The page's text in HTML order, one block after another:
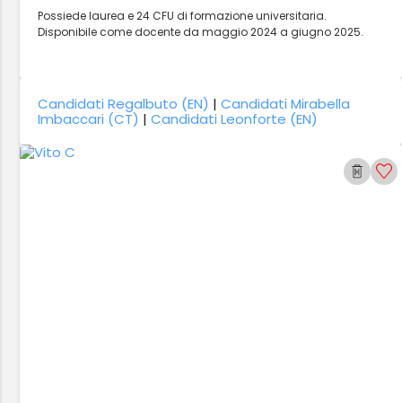
Possiede laurea e 24 CFU di formazione universitaria.
Disponibile come docente da maggio 2024 a giugno 2025.
Candidati Regalbuto (EN) |Candidati Mirabella
Imbaccari (CT) |Candidati Leonforte (EN)